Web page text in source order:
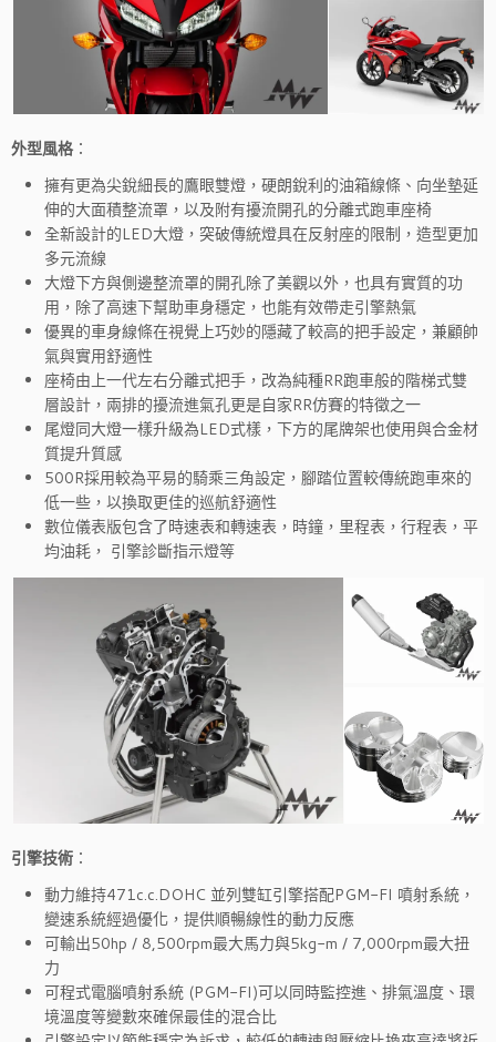
外型風格 ：
擁有更為尖銳細長的鷹眼雙燈，硬朗銳利的油箱線條、向坐墊延
伸的大面積整流罩，以及附有擾流開孔的分離式跑車座椅
全新設計的LED大燈，突破傳統燈具在反射座的限制，造型更加
多元流線
大燈下方與側邊整流罩的開孔除了美觀以外，也具有實質的功
用，除了高速下幫助車身穩定，也能有效帶走引擎熱氣
優異的車身線條在視覺上巧妙的隱藏了較高的把手設定，兼顧帥
氣與實用舒適性
座椅由上一代左右分離式把手，改為純種RR跑車般的階梯式雙
層設計，兩排的擾流進氣孔更是自家RR仿賽的特徵之一
尾燈同大燈一樣升級為LED式樣，下方的尾牌架也使用與合金材
質提升質感
500R採用較為平易的騎乘三角設定，腳踏位置較傳統跑車來的
低一些，以換取更佳的巡航舒適性
數位儀表版包含了時速表和轉速表，時鐘，里程表，行程表，平
均油耗， 引擎診斷指示燈等
引擎技術 ：
動力維持471c.c.DOHC 並列雙缸引擎搭配PGM-FI 噴射系統，
變速系統經過優化，提供順暢線性的動力反應
可輸出50hp / 8,500rpm最大馬力與5kg-m / 7,000rpm最大扭
力
可程式電腦噴射系統 (PGM-FI)可以同時監控進、排氣溫度、環
境溫度等變數來確保最佳的混合比